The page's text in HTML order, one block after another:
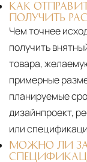
КАК
ПОЛУЧИТЬ
Чем точнее
получить
товара,
примерные
планируемые
дизайнпроект,
или
МОЖНО ЛИ